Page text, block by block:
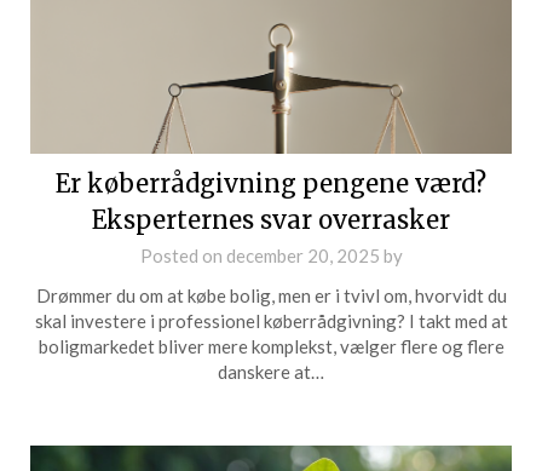
Er køberrådgivning pengene værd?
Eksperternes svar overrasker
Posted on december 20, 2025 by
Drømmer du om at købe bolig, men er i tvivl om, hvorvidt du
skal investere i professionel køberrådgivning? I takt med at
boligmarkedet bliver mere komplekst, vælger flere og flere
danskere at…